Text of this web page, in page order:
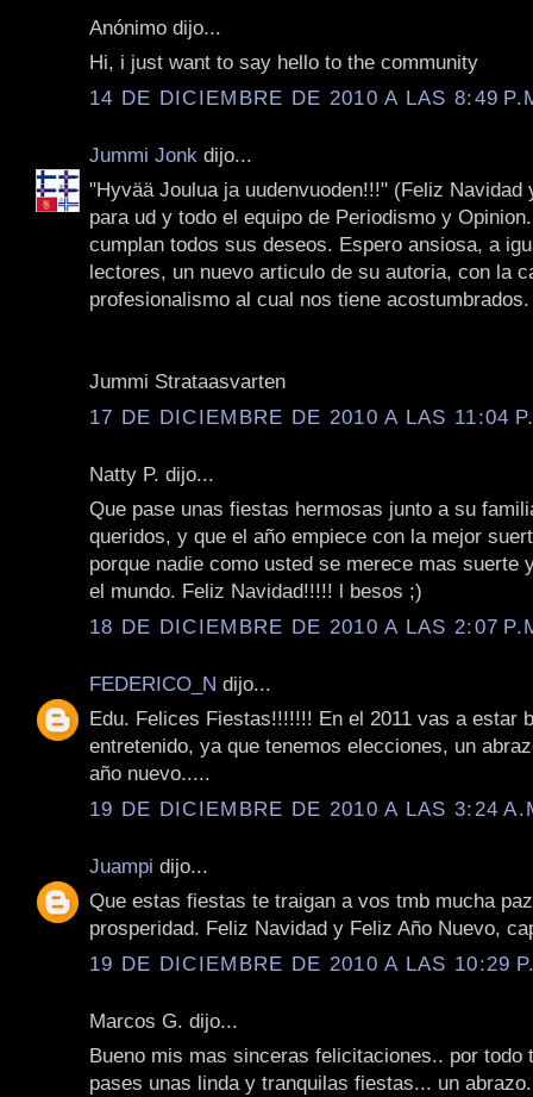
Anónimo dijo...
Hi, i just want to say hello to the community
14 DE DICIEMBRE DE 2010 A LAS 8:49
Jummi Jonk dijo...
‎"Hyvää Joulua ja uudenvuoden!!!" (Feliz Navidad
para ud y todo el equipo de Periodismo y
cumplan todos sus deseos. Espero ansiosa, a
lectores, un nuevo articulo de su autoria, con la
profesionalismo al cual nos tiene
Jummi Strataasvarten
17 DE DICIEMBRE DE 2010 A LAS 11:04
Natty P. dijo...
Que pase unas fiestas hermosas junto a su
queridos, y que el año empiece con la mejor
porque nadie como usted se merece mas suerte
el mundo. Feliz Navidad!!!!! l besos ;)
18 DE DICIEMBRE DE 2010 A LAS 2:07
FEDERICO_N dijo...
Edu. Felices Fiestas!!!!!!! En el 2011 vas a estar
entretenido, ya que tenemos elecciones, un
año nuevo.....
19 DE DICIEMBRE DE 2010 A LAS 3:24
Juampi dijo...
Que estas fiestas te traigan a vos tmb mucha
prosperidad. Feliz Navidad y Feliz Año Nuevo,
19 DE DICIEMBRE DE 2010 A LAS 10:29
Marcos G. dijo...
Bueno mis mas sinceras felicitaciones.. por todo
pases unas linda y tranquilas fiestas... un